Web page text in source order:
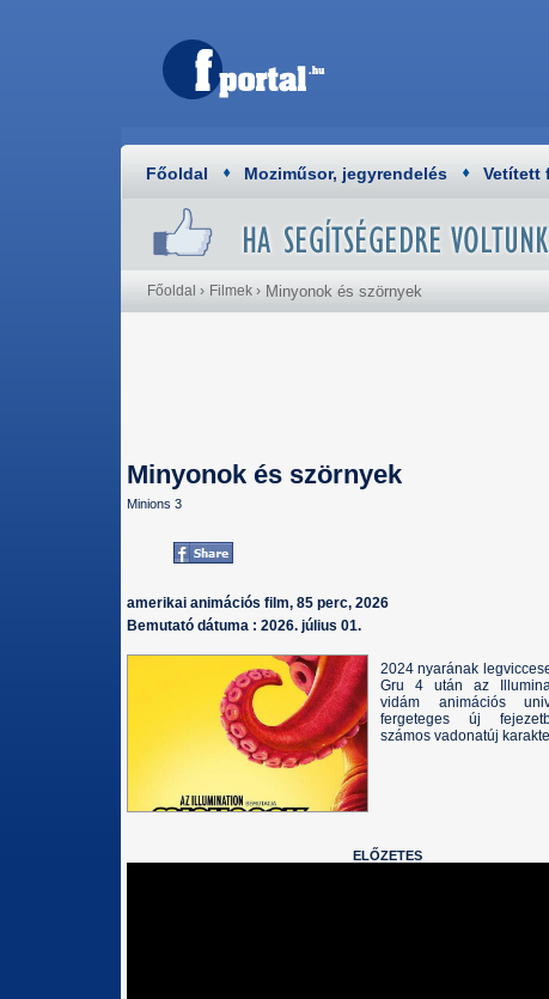
Főoldal Moziműsor, jegyrendelés Vetített
Főoldal › Filmek › Minyonok és szörnyek
Minyonok és szörnyek
Minions 3
amerikai animációs film, 85 perc, 2026
Bemutató dátuma : 2026. július 01.
2024 nyarának
Gru 4 után az
vidám animációs
fergeteges új
számos vadonatúj
ELŐZETES